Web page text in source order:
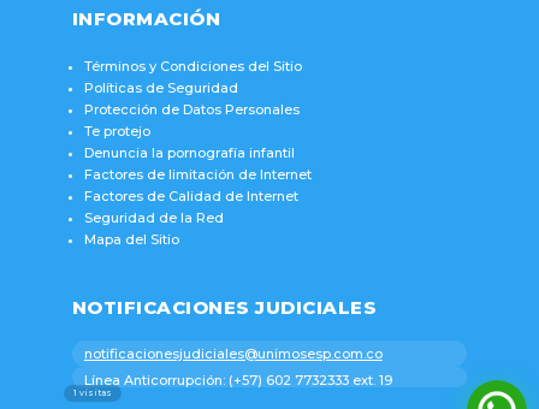
INFORMACIÓN
Términos y Condiciones del Sitio
Políticas de Seguridad
Protección de Datos Personales
Te protejo
Denuncia la pornografía infantil
Factores de limitación de Internet
Factores de Calidad de Internet
Seguridad de la Red
Mapa del Sitio
NOTIFICACIONES JUDICIALES
notificacionesjudiciales@unimosesp.com.co
Línea Anticorrupción: (+57) 602 7732333 ext. 19
1 visitas